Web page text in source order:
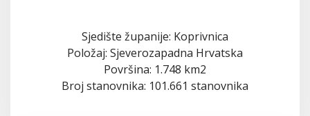
Sjedište županije: Koprivnica
Položaj: Sjeverozapadna Hrvatska
Površina: 1.748 km2
Broj stanovnika: 101.661 stanovnika